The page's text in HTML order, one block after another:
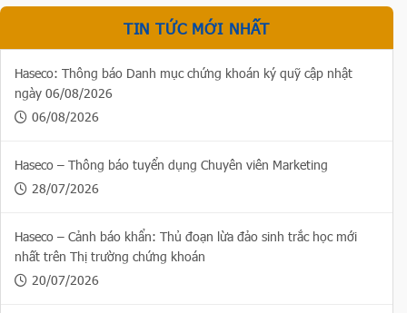
TIN TỨC MỚI NHẤT
Haseco: Thông báo Danh mục chứng khoán ký quỹ cập nhật
ngày 06/08/2026
06/08/2026
Haseco – Thông báo tuyển dụng Chuyên viên Marketing
28/07/2026
Haseco – Cảnh báo khẩn: Thủ đoạn lừa đảo sinh trắc học mới
nhất trên Thị trường chứng khoán
20/07/2026